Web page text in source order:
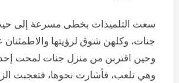
سعت التلميذات بخطى مسرعة إلى
جنات، وكلهن شوق لرؤيتها
وحين اقتربن من منزل جنات لمحت
وهي تلعب، فأشارت نحوها، فتعجبت